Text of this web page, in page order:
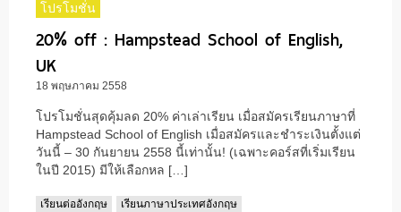
โปรโมชั่น
20% off : Hampstead School of English,
UK
18 พฤษภาคม 2558
โปรโมชั่นสุดคุ้มลด 20% ค่าเล่าเรียน เมื่อสมัครเรียนภาษาที่
Hampstead School of English เมื่อสมัครและชำระเงินตั้งแต่
วันนี้ – 30 กันยายน 2558 นี้เท่านั้น! (เฉพาะคอร์สที่เริ่มเรียน
ในปี 2015) มีให้เลือกหล […]
เรียนต่ออังกฤษ
เรียนภาษาประเทศอังกฤษ